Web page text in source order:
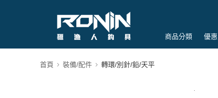
商品分類 優
首頁 裝備/配件 轉環/別針/鉛/天平